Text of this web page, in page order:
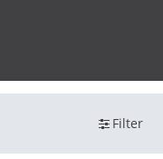
Filter